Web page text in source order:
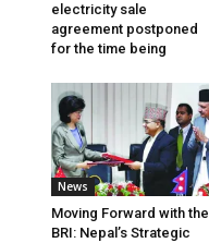
electricity sale
agreement postponed
for the time being
News
Moving Forward with the
BRI: Nepal’s Strategic